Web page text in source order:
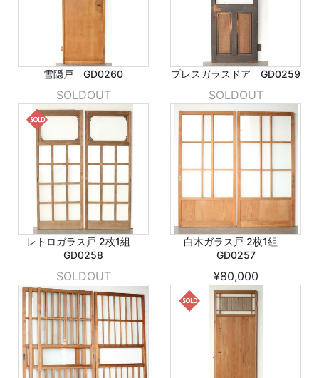
雪隠戸 GD0260
SOLDOUT
プレスガラスドア GD0259
SOLDOUT
レトロガラス戸 2枚1組
GD0258
SOLDOUT
白木ガラス戸 2枚1組
GD0257
¥80,000